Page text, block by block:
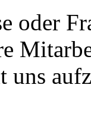
oder
uns